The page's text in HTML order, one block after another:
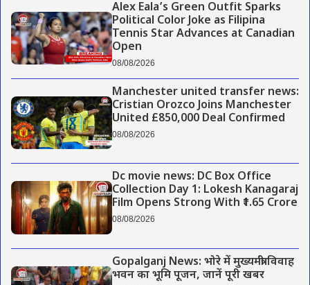
Alex Eala’s Green Outfit Sparks
Political Color Joke as Filipina
Tennis Star Advances at Canadian
Open
08/08/2026
Manchester united transfer news:
Cristian Orozco Joins Manchester
United £850,000 Deal Confirmed
08/08/2026
Dc movie news: DC Box Office
Collection Day 1: Lokesh Kanagaraj
Film Opens Strong With ₹1.65 Crore
08/08/2026
Gopalganj News: भोरे में मुख्यमंत्री विवाह
भवन का भूमि पूजन, जानें पूरी खबर